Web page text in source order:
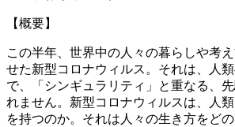
【概要】
この半年、世界中の人々の暮らしや考
せた新型コロナウィルス。それは、人
で、「シンギュラリティ」と重なる、
れません。新型コロナウィルスは、人
を持つのか。それは人々の生き方をどの